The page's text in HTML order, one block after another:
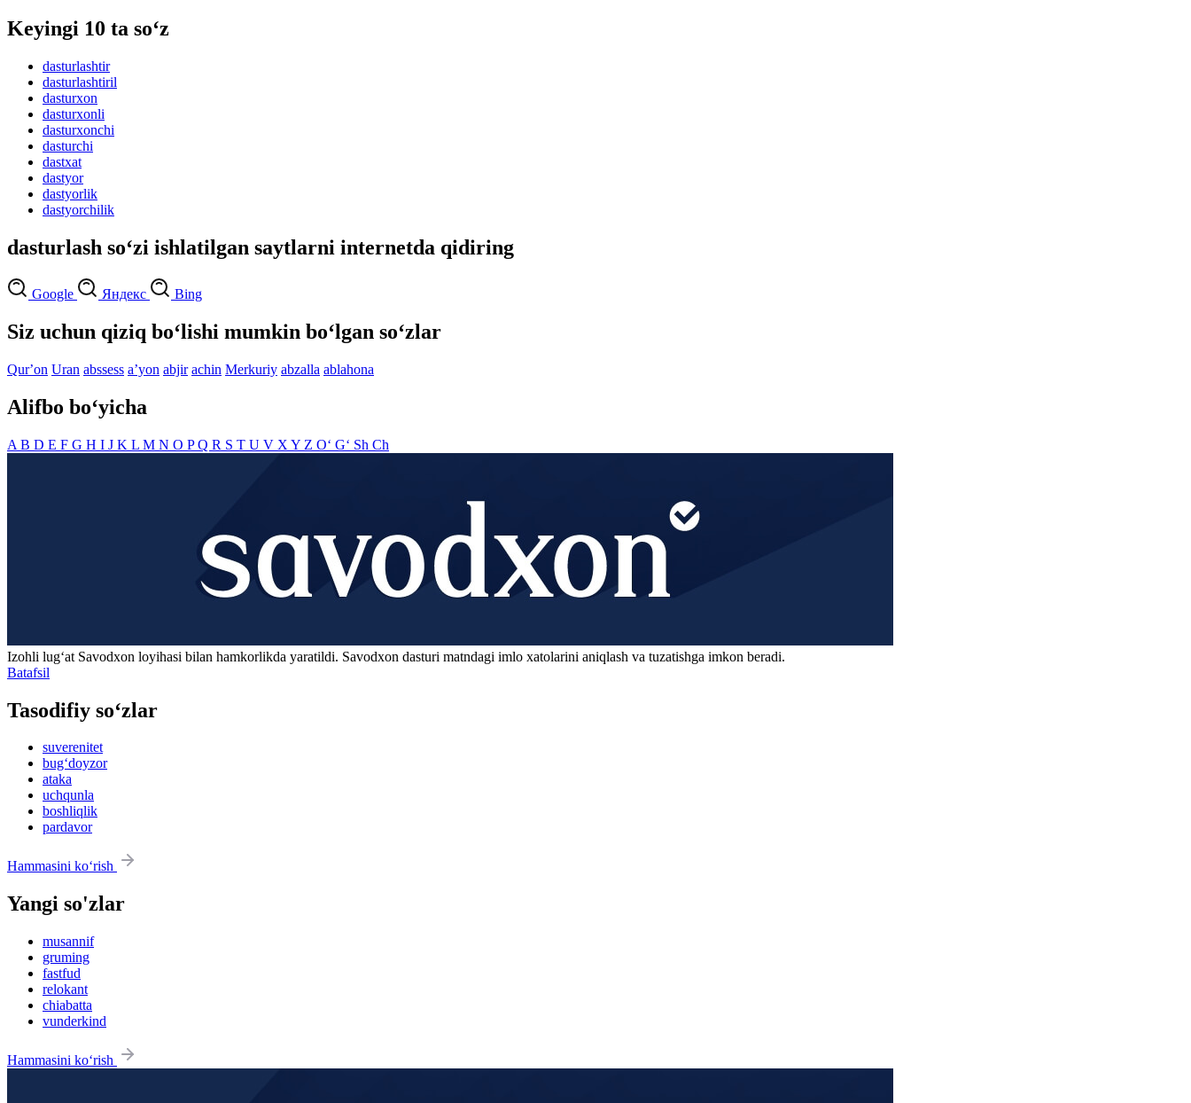
Keyingi 10 ta so‘z
dasturlashtir
dasturlashtiril
dasturxon
dasturxonli
dasturxonchi
dasturchi
dastxat
dastyor
dastyorlik
dastyorchilik
dasturlash so‘zi ishlatilgan saytlarni internetda qidiring
Google Яндекс Bing
Siz uchun qiziq bo‘lishi mumkin bo‘lgan so‘zlar
Qurʼon Uran abssess aʼyon abjir achin Merkuriy abzalla ablahona
Alifbo bo‘yicha
A B D E F G H I J K L M N O PQ R S T U V X Y Z O‘ G‘ Sh Ch
Izohli lugʻat Savodxon loyihasi bilan hamkorlikda yaratildi. Savodxon dasturi matndagi imlo xatolarini aniqlash va tuzatishga imkon beradi.
Batafsil
Tasodifiy so‘zlar
suverenitet
bug‘doyzor
ataka
uchqunla
boshliqlik
pardavor
Hammasini ko‘rish
Yangi so'zlar
musannif
gruming
fastfud
relokant
chiabatta
vunderkind
Hammasini ko‘rish